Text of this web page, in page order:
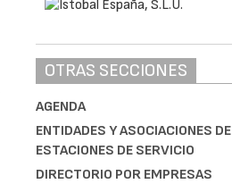
OTRAS SECCIONES
AGENDA
ENTIDADES Y ASOCIACIONES DE
ESTACIONES DE SERVICIO
DIRECTORIO POR EMPRESAS